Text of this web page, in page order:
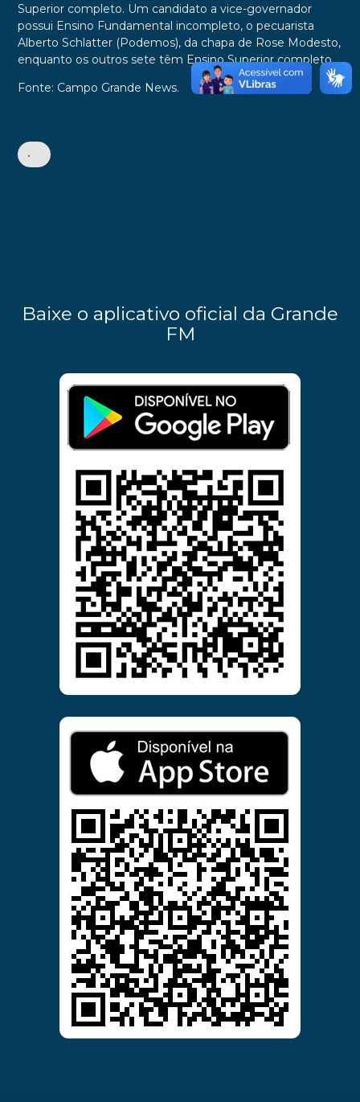
Superior completo. Um candidato a vice-governador
possui Ensino Fundamental incompleto, o pecuarista
Alberto Schlatter (Podemos), da chapa de Rose Modesto,
enquanto os outros sete têm Ensino Superior completo.
Fonte: Campo Grande News.
•
Baixe o aplicativo oficial da Grande
FM